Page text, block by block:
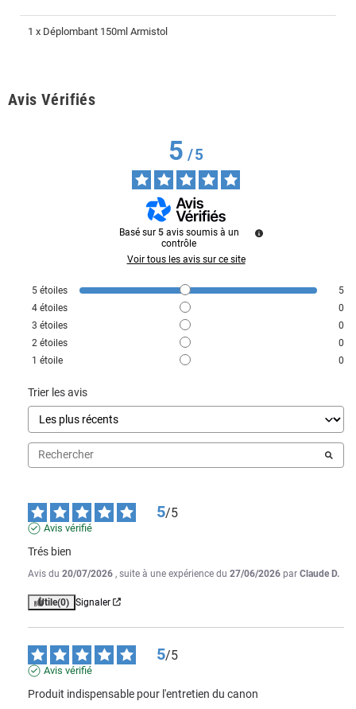
1 x Déplombant 150ml Armistol
Avis Vérifiés
5/5
Basé sur 5 avis soumis à un
contrôle
Voir tous les avis sur ce site
5 étoiles
5
4 étoiles
0
3 étoiles
0
2 étoiles
0
1 étoile 0
Trier les avis
5/5
Avis vérifié
Trés bien
Avis du 20/07/2026 , suite à une expérience du 27/06/2026 par Claude D.
Utile(0) Signaler
5/5
Avis vérifié
Produit indispensable pour l'entretien du canon